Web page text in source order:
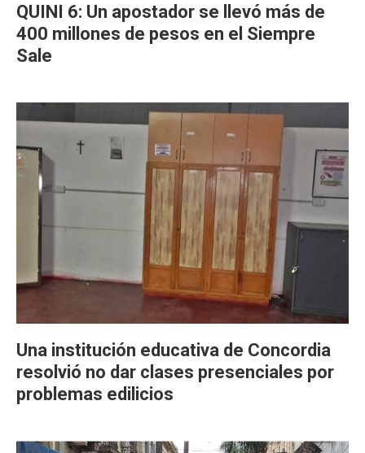
QUINI 6: Un apostador se llevó más de
400 millones de pesos en el Siempre
Sale
Una institución educativa de Concordia
resolvió no dar clases presenciales por
problemas edilicios